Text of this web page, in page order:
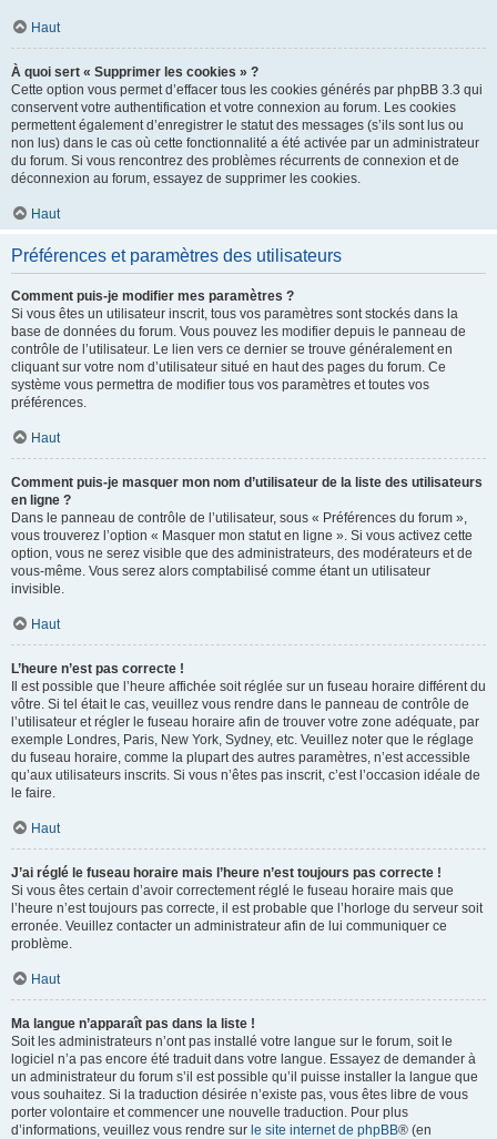
Haut
À quoi sert « Supprimer les cookies » ?
Cette option vous permet d’effacer tous les cookies générés par phpBB 3.3 qui
conservent votre authentification et votre connexion au forum. Les cookies
permettent également d’enregistrer le statut des messages (s’ils sont lus ou
non lus) dans le cas où cette fonctionnalité a été activée par un administrateur
du forum. Si vous rencontrez des problèmes récurrents de connexion et de
déconnexion au forum, essayez de supprimer les cookies.
Haut
Préférences et paramètres des utilisateurs
Comment puis-je modifier mes paramètres ?
Si vous êtes un utilisateur inscrit, tous vos paramètres sont stockés dans la
base de données du forum. Vous pouvez les modifier depuis le panneau de
contrôle de l’utilisateur. Le lien vers ce dernier se trouve généralement en
cliquant sur votre nom d’utilisateur situé en haut des pages du forum. Ce
système vous permettra de modifier tous vos paramètres et toutes vos
préférences.
Haut
Comment puis-je masquer mon nom d’utilisateur de la liste des utilisateurs
en ligne ?
Dans le panneau de contrôle de l’utilisateur, sous « Préférences du forum »,
vous trouverez l’option « Masquer mon statut en ligne ». Si vous activez cette
option, vous ne serez visible que des administrateurs, des modérateurs et de
vous-même. Vous serez alors comptabilisé comme étant un utilisateur
invisible.
Haut
L’heure n’est pas correcte !
Il est possible que l’heure affichée soit réglée sur un fuseau horaire différent du
vôtre. Si tel était le cas, veuillez vous rendre dans le panneau de contrôle de
l’utilisateur et régler le fuseau horaire afin de trouver votre zone adéquate, par
exemple Londres, Paris, New York, Sydney, etc. Veuillez noter que le réglage
du fuseau horaire, comme la plupart des autres paramètres, n’est accessible
qu’aux utilisateurs inscrits. Si vous n’êtes pas inscrit, c’est l’occasion idéale de
le faire.
Haut
J’ai réglé le fuseau horaire mais l’heure n’est toujours pas correcte !
Si vous êtes certain d’avoir correctement réglé le fuseau horaire mais que
l’heure n’est toujours pas correcte, il est probable que l’horloge du serveur soit
erronée. Veuillez contacter un administrateur afin de lui communiquer ce
problème.
Haut
Ma langue n’apparaît pas dans la liste !
Soit les administrateurs n’ont pas installé votre langue sur le forum, soit le
logiciel n’a pas encore été traduit dans votre langue. Essayez de demander à
un administrateur du forum s’il est possible qu’il puisse installer la langue que
vous souhaitez. Si la traduction désirée n’existe pas, vous êtes libre de vous
porter volontaire et commencer une nouvelle traduction. Pour plus
d’informations, veuillez vous rendre sur le site internet de phpBB® (en